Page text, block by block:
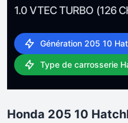
1.0 VTEC TURBO (126
Génération 205 10
Type de carrosserie
Honda 205 10